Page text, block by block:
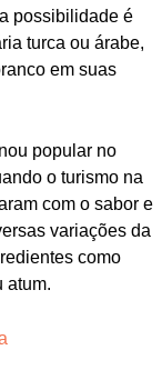
possibilidade é
turca ou árabe,
em suas
popular no
o turismo na
com o sabor e
variações da
como
atum.